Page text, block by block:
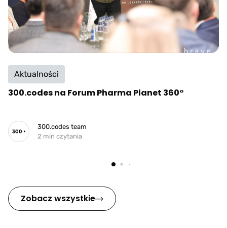
Zobacz wszystkie
Aktualności
300.codes na Forum Pharma Planet 360°
300.codes team
2 min czytania